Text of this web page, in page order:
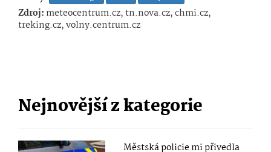
Zdroj: meteocentrum.cz, tn.nova.cz, chmi.cz,
treking.cz, volny.centrum.cz
Nejnovější z kategorie
Městská policie mi přivedla